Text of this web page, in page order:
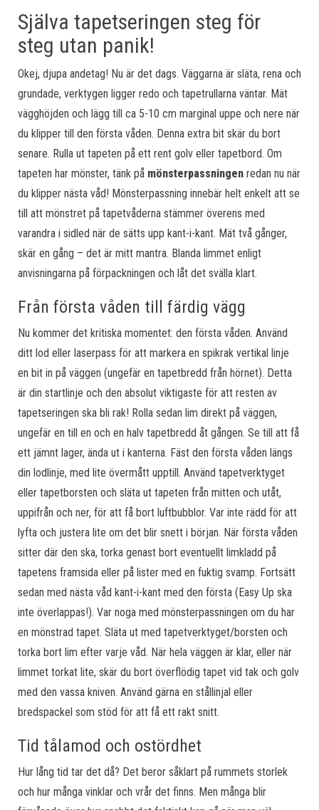
Själva tapetseringen steg för
steg utan panik!
Okej, djupa andetag! Nu är det dags. Väggarna är släta, rena och
grundade, verktygen ligger redo och tapetrullarna väntar. Mät
vägghöjden och lägg till ca 5-10 cm marginal uppe och nere när
du klipper till den första våden. Denna extra bit skär du bort
senare. Rulla ut tapeten på ett rent golv eller tapetbord. Om
tapeten har mönster, tänk på mönsterpassningen redan nu när
du klipper nästa våd! Mönsterpassning innebär helt enkelt att se
till att mönstret på tapetvåderna stämmer överens med
varandra i sidled när de sätts upp kant-i-kant. Mät två gånger,
skär en gång – det är mitt mantra. Blanda limmet enligt
anvisningarna på förpackningen och låt det svälla klart.
Från första våden till färdig vägg
Nu kommer det kritiska momentet: den första våden. Använd
ditt lod eller laserpass för att markera en spikrak vertikal linje
en bit in på väggen (ungefär en tapetbredd från hörnet). Detta
är din startlinje och den absolut viktigaste för att resten av
tapetseringen ska bli rak! Rolla sedan lim direkt på väggen,
ungefär en till en och en halv tapetbredd åt gången. Se till att få
ett jämnt lager, ända ut i kanterna. Fäst den första våden längs
din lodlinje, med lite övermått upptill. Använd tapetverktyget
eller tapetborsten och släta ut tapeten från mitten och utåt,
uppifrån och ner, för att få bort luftbubblor. Var inte rädd för att
lyfta och justera lite om det blir snett i början. När första våden
sitter där den ska, torka genast bort eventuellt limkladd på
tapetens framsida eller på lister med en fuktig svamp. Fortsätt
sedan med nästa våd kant-i-kant med den första (Easy Up ska
inte överlappas!). Var noga med mönsterpassningen om du har
en mönstrad tapet. Släta ut med tapetverktyget/borsten och
torka bort lim efter varje våd. När hela väggen är klar, eller när
limmet torkat lite, skär du bort överflödig tapet vid tak och golv
med den vassa kniven. Använd gärna en stållinjal eller
bredspackel som stöd för att få ett rakt snitt.
Tid tålamod och ostördhet
Hur lång tid tar det då? Det beror såklart på rummets storlek
och hur många vinklar och vrår det finns. Men många blir